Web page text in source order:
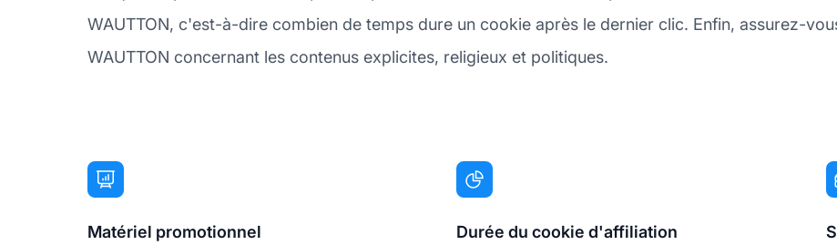
WAUTTON, c'est-à-dire combien de temps dure un cookie après le dernier clic. Enfin, assurez-
WAUTTON concernant les contenus explicites, religieux et politiques.
Matériel promotionnel Durée du cookie d'affiliation